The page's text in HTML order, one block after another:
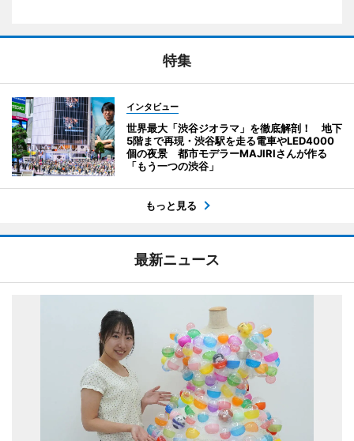
特集
インタビュー
世界最大「渋谷ジオラマ」を徹底解剖！ 地下
5階まで再現・渋谷駅を走る電車やLED4000
個の夜景 都市モデラーMAJIRIさんが作る
「もう一つの渋谷」
もっと見る
最新ニュース